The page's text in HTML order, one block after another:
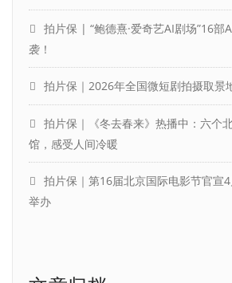
拍片保 | “鲍德熹·爱奇艺AI剧场”16部
袭！
拍片保｜2026年全国微短剧拍摄取
拍片保｜《冬去春来》热播中：六个
馆，感受人间冷暖
拍片保｜第16届北京国际电影节官宣
举办